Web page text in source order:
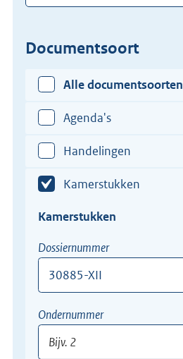
Documentsoort
Alle documentsoorten
Agenda's
Handelingen
Kamerstukken
Kamerstukken
Dossiernummer
12345-
XII
Ondernummer